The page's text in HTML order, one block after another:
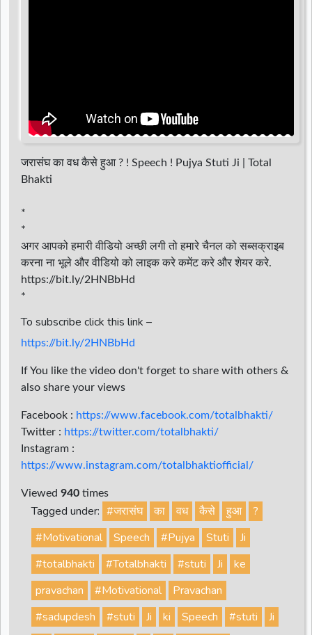
जरासंघ का वध कैसे हुआ ? ! Speech ! Pujya Stuti Ji | Total
Bhakti
*
*
अगर आपको हमारी वीडियो अच्छी लगी तो हमारे चैनल को सब्सक्राइब
करना ना भूले और वीडियो को लाइक करे कमेंट करे और शेयर करे.
https://bit.ly/2HNBbHd
*
To subscribe click this link –
https://bit.ly/2HNBbHd
If You like the video don't forget to share with others &
also share your views
Facebook : https://www.facebook.com/totalbhakti/
Twitter : https://twitter.com/totalbhakti/
Instagram :
https://www.instagram.com/totalbhaktiofficial/
Viewed 940 times
Tagged under: #जरासंघ का वध कैसे हुआ
?
#Motivational
Speech #Pujya Stuti
Ji
#totalbhakti
#Totalbhakti #stuti Ji
ke
pravachan
#Motivational
Pravachan
#sadupdesh
#stuti Ji ki Speech #stuti
Ji